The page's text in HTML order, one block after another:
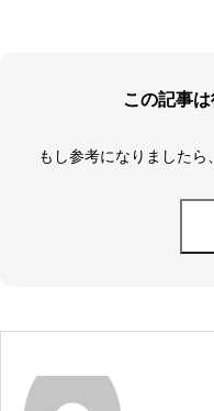
この記事
もし参考になりましたら